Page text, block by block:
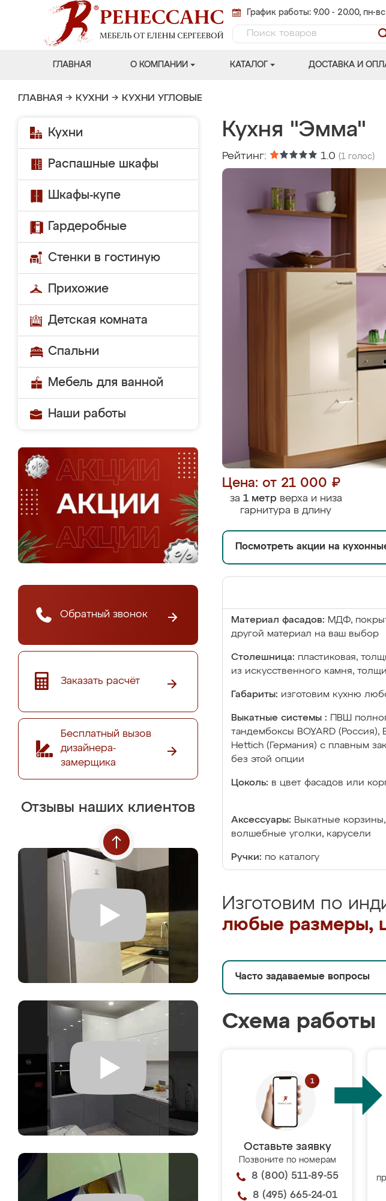
График работы: 9.00 - 20.00, пн-вс
ГЛАВНАЯ О КОМПАНИИ КАТАЛОГ ДОСТАВКА И
ГЛАВНАЯ → КУХНИ → КУХНИ УГЛОВЫЕ
Кухни
Распашные шкафы
Шкафы-купе
Гардеробные
Стенки в гостиную
Прихожие
Детская комната
Спальни
Мебель для ванной
Наши работы
Обратный звонок
Заказать расчёт
Бесплатный вызов
дизайнера-
замерщика
Отзывы наших клиентов
Кухня "Эмма"
Рейтинг: 1.0 (1 голос)
Цена: от 21 000 ₽
за 1 метрверха и низа
гарнитура в длину
Посмотреть акции на
Материал фасадов: МДФ,
другой материал на ваш выбор
Столешница: пластиковая,
из искусственного камня,
Габариты: изготовим кухню
Выкатные системы :
ПВШ
тандембоксы BOYARD (Россия),
Hettich (Германия) с плавным
без этой опции
Цоколь: в цвет фасадов или
Аксессуары: Выкатные
волшебные уголки, карусели
Ручки: по каталогу
Изготовим по
любые размеры,
Часто задаваемые вопросы
Схема работы
Оставьте заявку
Позвоните по номерам
8 (800) 511-89-55
8 (495) 665-24-01